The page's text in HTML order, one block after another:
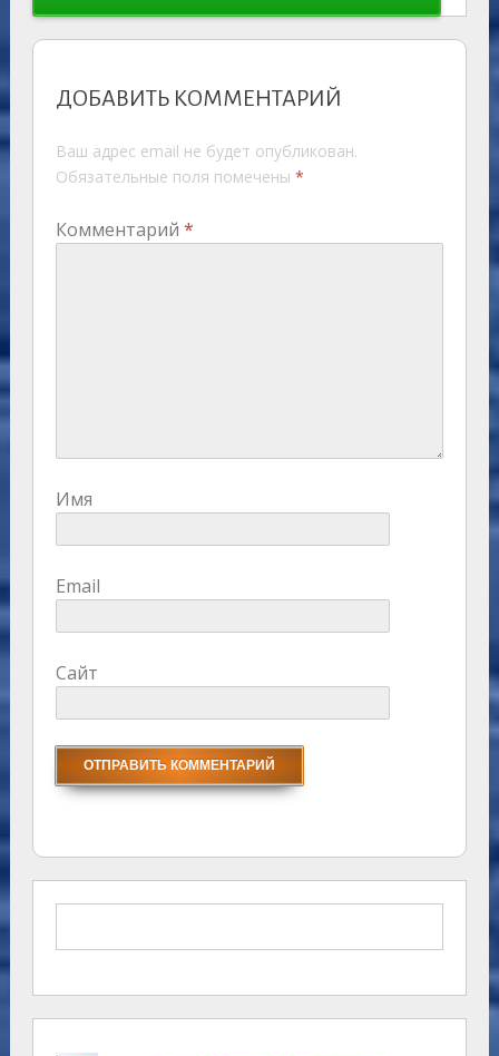
ДОБАВИТЬ КОММЕНТАРИЙ
Ваш адрес email не будет опубликован.
Обязательные поля помечены *
Комментарий *
Имя
Email
Сайт